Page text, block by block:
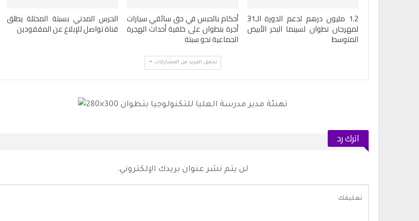
1.2 مليون درهم لدعم الدورة الـ31
لمهرجان تطوان لسينما البحر الأبيض
المتوسط
أحكام بالحبس في حق سائقي سيارات
أجرة بتطوان على خلفية أحداث الهجرة
الجماعية نحو سبتة
الحرس المدني بسبتة المحتلة يطلق
قناة تواصل للإبلاغ عن المفقودين
تحميل المزيد من المشاركات
اترك رد
لن يتم نشر عنوان بريدك الإلكتروني.
الملك محمد السادس يترأس حفل الولاء